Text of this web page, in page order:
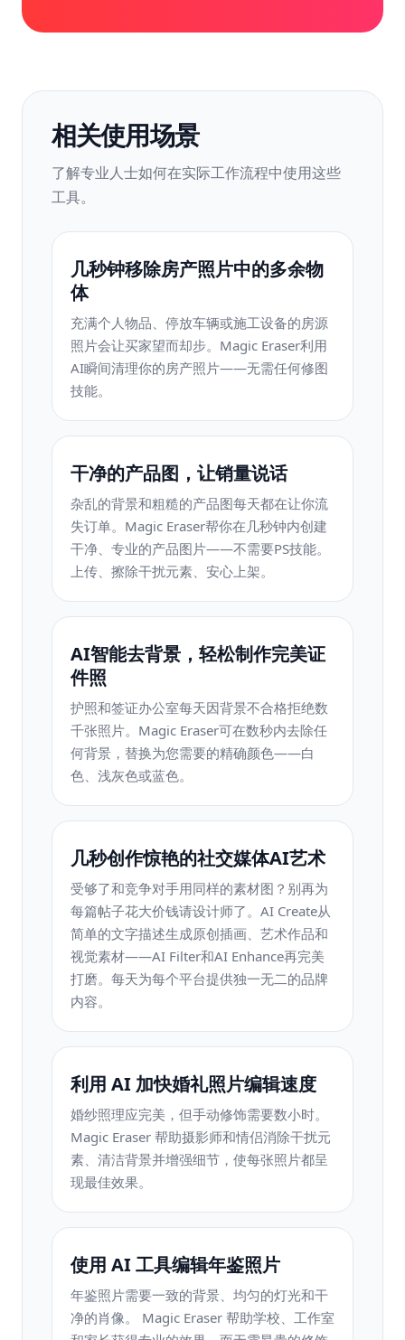
相关使用场景
了解专业人士如何在实际工作流程中使用这些
工具。
几秒钟移除房产照片中的多余物
体
充满个人物品、停放车辆或施工设备的房源
照片会让买家望而却步。Magic Eraser利用
AI瞬间清理你的房产照片——无需任何修图
技能。
干净的产品图，让销量说话
杂乱的背景和粗糙的产品图每天都在让你流
失订单。Magic Eraser帮你在几秒钟内创建
干净、专业的产品图片——不需要PS技能。
上传、擦除干扰元素、安心上架。
AI智能去背景，轻松制作完美证
件照
护照和签证办公室每天因背景不合格拒绝数
千张照片。Magic Eraser可在数秒内去除任
何背景，替换为您需要的精确颜色——白
色、浅灰色或蓝色。
几秒创作惊艳的社交媒体AI艺术
受够了和竞争对手用同样的素材图？别再为
每篇帖子花大价钱请设计师了。AI Create从
简单的文字描述生成原创插画、艺术作品和
视觉素材——AI Filter和AI Enhance再完美
打磨。每天为每个平台提供独一无二的品牌
内容。
利用 AI 加快婚礼照片编辑速度
婚纱照理应完美，但手动修饰需要数小时。
Magic Eraser 帮助摄影师和情侣消除干扰元
素、清洁背景并增强细节，使每张照片都呈
现最佳效果。
使用 AI 工具编辑年鉴照片
年鉴照片需要一致的背景、均匀的灯光和干
净的肖像。 Magic Eraser 帮助学校、工作室